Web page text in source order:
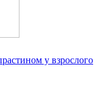
у взрослого